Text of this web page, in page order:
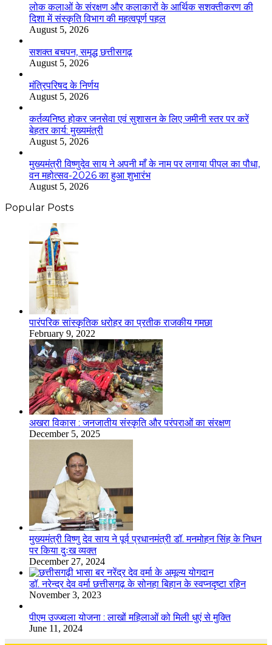
लोक कलाओं के संरक्षण और कलाकारों के आर्थिक सशक्तीकरण की
दिशा में संस्कृति विभाग की महत्वपूर्ण पहल
August 5, 2026
सशक्त बचपन, समृद्ध छत्तीसगढ़
August 5, 2026
मंत्रिपरिषद के निर्णय
August 5, 2026
कर्तव्यनिष्ठ होकर जनसेवा एवं सुशासन के लिए जमीनी स्तर पर करें
बेहतर कार्य: मुख्यमंत्री
August 5, 2026
मुख्यमंत्री विष्णुदेव साय ने अपनी माँ के नाम पर लगाया पीपल का पौधा,
वन महोत्सव-2026 का हुआ शुभारंभ
August 5, 2026
Popular Posts
​​​​​​​पारंपरिक सांस्कृतिक धरोहर का प्रतीक राजकीय गमछा
February 9, 2022
अखरा विकास : जनजातीय संस्कृति और परंपराओं का संरक्षण
December 5, 2025
मुख्यमंत्री विष्णु देव साय ने पूर्व प्रधानमंत्री डॉ. मनमोहन सिंह के निधन
पर किया दुःख व्यक्त
December 27, 2024
डॉ. नरेन्द्र देव वर्मा छत्तीसगढ़ के सोनहा बिहान के स्वप्नदृष्टा रहिन
November 3, 2023
पीएम उज्ज्वला योजना : लाखों महिलाओं को मिली धुएं से मुक्ति
June 11, 2024